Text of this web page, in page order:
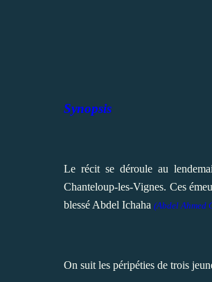
Synopsis
Le récit se déroule au
Chanteloup-les-Vignes. Ces
blessé Abdel Ichaha (Abdel Ahmed
On suit les péripéties de trois